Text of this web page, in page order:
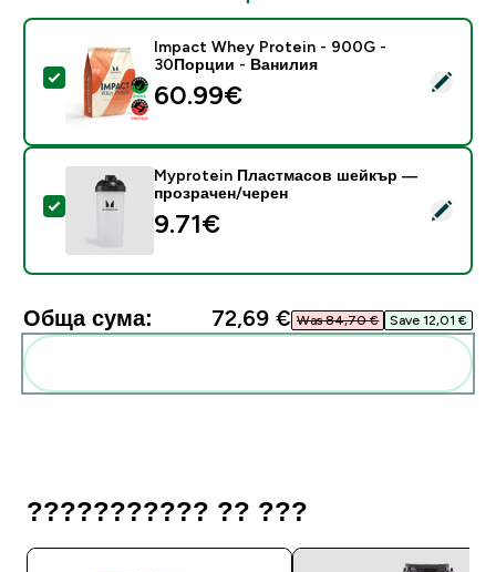
Select this product - Impact Whey Protein - 900G -
Impact Whey Protein - 900G -
30Порции - Ванилия
60.99€‎
Select this product - Myprotein Пластмасов
Myprotein Пластмасов шейкър —
прозрачен/черен
9.71€‎
Обща сума: 72,69 €‎ Was 84,70 €‎ Save 12,01 €‎
??????????? ?? ???